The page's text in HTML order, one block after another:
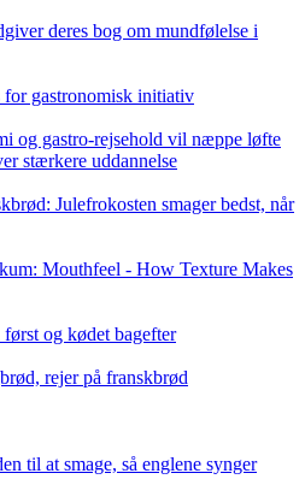
deres bog om mundfølelse i
gastronomisk initiativ
og gastro-rejsehold vil næppe løfte
stærkere uddannelse
Julefrokosten smager bedst, når
Mouthfeel - How Texture Makes
og kødet bagefter
rejer på franskbrød
til at smage, så englene synger